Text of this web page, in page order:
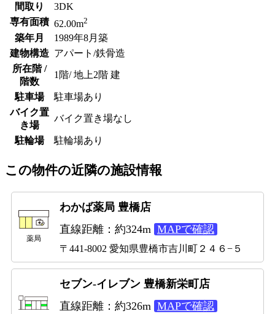
間取り
3DK
専有面積 62.00m2
築年月
1989年8月築
建物構造 アパート/鉄骨造
所在階 /
階数
1階/ 地上2階 建
駐車場
駐車場あり
バイク置
き場
バイク置き場なし
駐輪場 駐輪場あり
この物件の近隣の施設情報
薬局
わかば薬局 豊橋店
直線距離：約324m MAPで確認
〒441-8002 愛知県豊橋市吉川町２４６−５
セブン-イレブン 豊橋新栄町店
直線距離：約326m MAPで確認